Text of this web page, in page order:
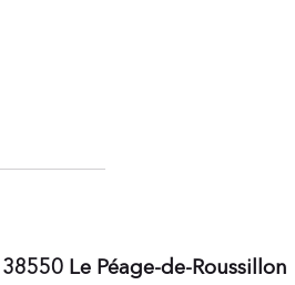
Le Péage-de-Roussillon